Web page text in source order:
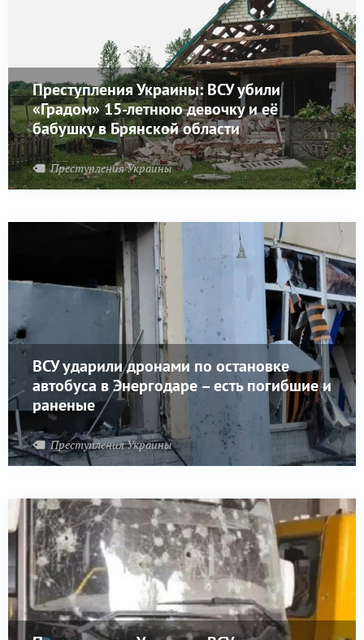
Преступления Украины: ВСУ убили
«Градом» 15-летнюю девочку и её
бабушку в Брянской области
Преступления Украины
ВСУ ударили дронами по остановке
автобуса в Энергодаре – есть погибшие и
раненые
Преступления Украины